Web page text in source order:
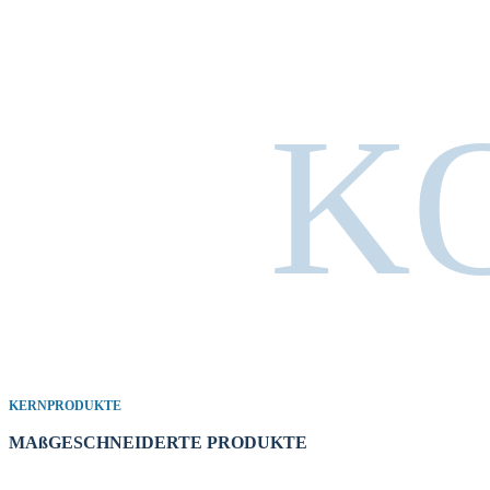
KERNPRODUKTE
MAßGESCHNEIDERTE PRODUKTE